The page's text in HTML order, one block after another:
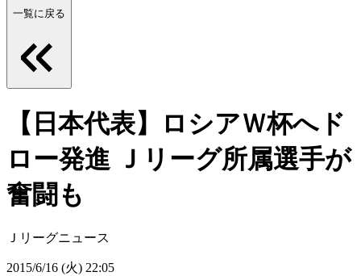
一覧に戻る
【日本代表】ロシアＷ杯へド
ロー発進 Ｊリーグ所属選手が
奮闘も
Ｊリーグニュース
2015/6/16 (火) 22:05